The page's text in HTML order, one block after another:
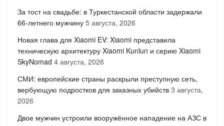
За тост на свадьбе: в Туркестанской области задержали
66-летнего мужчину 5 августа, 2026
Новая глава для Xiaomi EV: Xiaomi представила
техническую архитектуру Xiaomi Kunlun и серию Xiaomi
SkyNomad 4 августа, 2026
СМИ: европейские страны раскрыли преступную сеть,
вербующую подростков для заказных убийств 3 августа,
2026
Двое мужчин устроили вооружённое нападение на АЗС в